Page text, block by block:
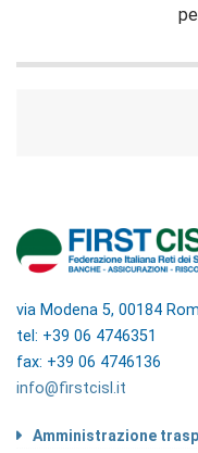
via Modena 5, 00184
tel: +39 06 4746351
fax: +39 06 4746136
info@firstcisl.it
Amministrazione